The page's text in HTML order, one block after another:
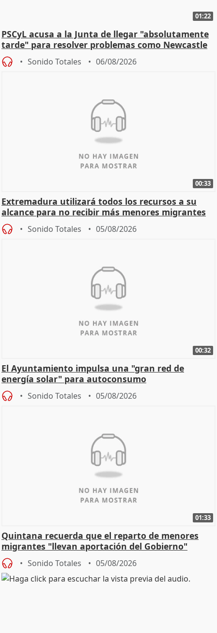
01:22
PSCyL acusa a la Junta de llegar "absolutamente
tarde" para resolver problemas como Newcastle
Sonido Totales 06/08/2026
00:33
Extremadura utilizará todos los recursos a su
alcance para no recibir más menores migrantes
Sonido Totales 05/08/2026
00:32
El Ayuntamiento impulsa una "gran red de
energía solar" para autoconsumo
Sonido Totales 05/08/2026
01:33
Quintana recuerda que el reparto de menores
migrantes "llevan aportación del Gobierno"
central
Sonido Totales 05/08/2026